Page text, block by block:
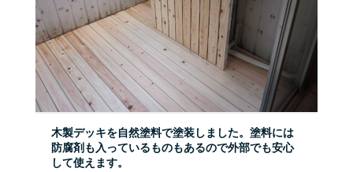
木製デッキを自然塗料で塗装しました。塗料には
防腐剤も入っているものもあるので外部でも安心
して使えます。